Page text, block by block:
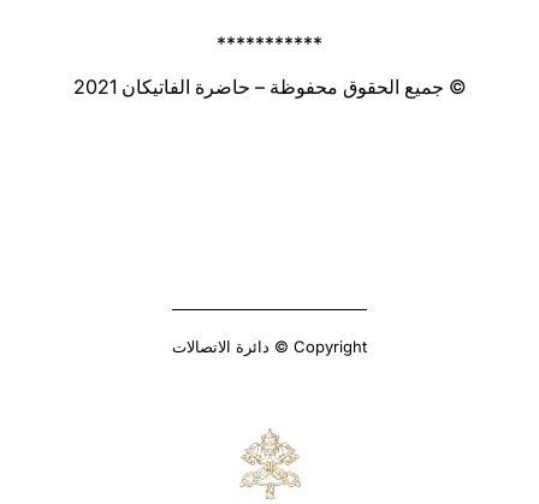
***********
© جميع الحقوق محفوظة – حاضرة الفاتيكان 2021
Copyright © دائرة الاتصالات